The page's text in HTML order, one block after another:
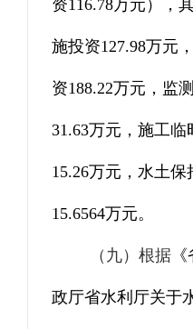
资116.78万元 ） ，
施投资127.98万元
资188.22万元， 监
31.63万元，施工临
15.26万元，水土保
15.6564万元。
（九）根据
政厅省水利厅关于